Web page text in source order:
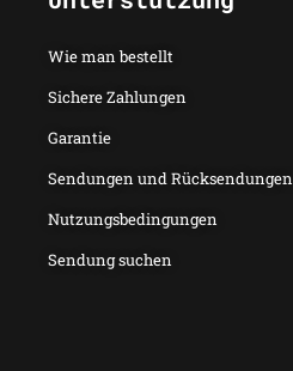
Wie man bestellt
Sichere Zahlungen
Garantie
Sendungen und Rücksendungen
Nutzungsbedingungen
Sendung suchen